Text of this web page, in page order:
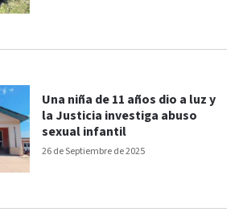
26 de Septiembre de 2025
Una niña de 11 años dio a luz y
la Justicia investiga abuso
sexual infantil